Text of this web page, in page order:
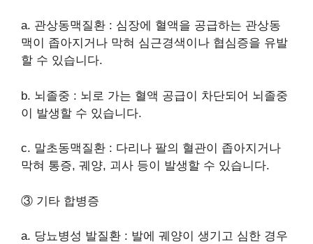
a. 관상동맥질환 : 심장에 혈액을 공급하는 관상동
맥이 좁아지거나 막혀 심근경색이나 협심증을 유발
할 수 있습니다.
b. 뇌졸중 : 뇌로 가는 혈액 공급이 차단되어 뇌졸중
이 발생할 수 있습니다.
c. 말초동맥질환 : 다리나 팔의 혈관이 좁아지거나
막혀 통증, 궤양, 괴사 등이 발생할 수 있습니다.
③ 기타 합병증
a. 당뇨병성 발질환 : 발에 궤양이 생기고 심한 경우